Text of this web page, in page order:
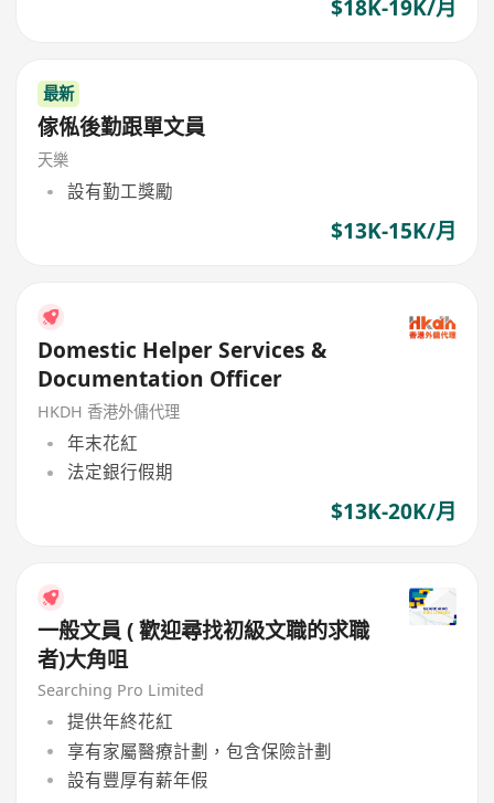
$18K-19K/月
最新
傢俬後勤跟單文員
天樂
設有勤工獎勵
$13K-15K/月
Domestic Helper Services &
Documentation Officer
HKDH 香港外傭代理
年末花紅
法定銀行假期
$13K-20K/月
一般文員 ( 歡迎尋找初級文職的求職
者)大角咀
Searching Pro Limited
提供年終花紅
享有家屬醫療計劃，包含保險計劃
設有豐厚有薪年假